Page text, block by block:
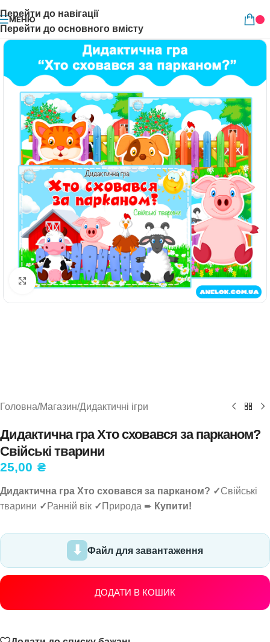
Перейти до навігації
Перейти до основного вмісту
МЕНЮ
Натисніть, щоб збільшити
Головна/Магазин/Дидактичні ігри
Дидактична гра Хто сховався за парканом?
Свійські тварини
25,00 ₴
Дидактична гра Хто сховався за парканом? ✓Свійські
тварини ✓ Ранній вік ✓ Природа ➨ Купити!
Файл для завантаження
ДОДАТИ В КОШИК